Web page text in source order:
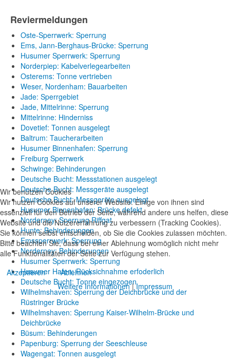
Reviermeldungen
Oste-Sperrwerk: Sperrung
Ems, Jann-Berghaus-Brücke: Sperrung
Husumer Sperrwerk: Sperrung
Norderpiep: Kabelverlegearbeiten
Osterems: Tonne vertrieben
Weser, Nordenham: Bauarbeiten
Jade: Sperrgebiet
Jade, Mittelrinne: Sperrung
Mittelrinne: Hinderniss
Dovetief: Tonnen ausgelegt
Baltrum: Taucherarbeiten
Husumer Binnenhafen: Sperrung
Freiburg Sperrwerk
Schwinge: Behinderungen
Deutsche Bucht: Messstationen ausgelegt
Deutsche Bucht: Messgeräte ausgelegt
Deutsche Bucht: Messgeräte ausgelegt
Husumer Binnenhafen: Brücke defekt
Norderney: Sperrung Riffgat
Hunte: Behinderungen
Emssperrwerk: Sperrung
Norderney: Behinderungen
Husumer Sperrwerk: Sperrung
Husumer Hafen: Rücksichnahme erfoderlich
Deutsche Bucht: Tonne eingezogen
Wilhelmshaven: Sperrung der Deichbrücke und der
Rüstringer Brücke
Wilhelmshaven: Sperrung Kaiser-Wilhelm-Brücke und
Deichbrücke
Büsum: Behinderungen
Papenburg: Sperrung der Seeschleuse
Wagengat: Tonnen ausgelegt
Wir benutzen Cookies
Wir nutzen Cookies auf unserer Website. Einige von ihnen sind
essenziell für den Betrieb der Seite, während andere uns helfen, diese
Website und die Nutzererfahrung zu verbessern (Tracking Cookies).
Sie können selbst entscheiden, ob Sie die Cookies zulassen möchten.
Bitte beachten Sie, dass bei einer Ablehnung womöglich nicht mehr
alle Funktionalitäten der Seite zur Verfügung stehen.
Akzeptieren
Ablehnen
Weitere Informationen|Impressum